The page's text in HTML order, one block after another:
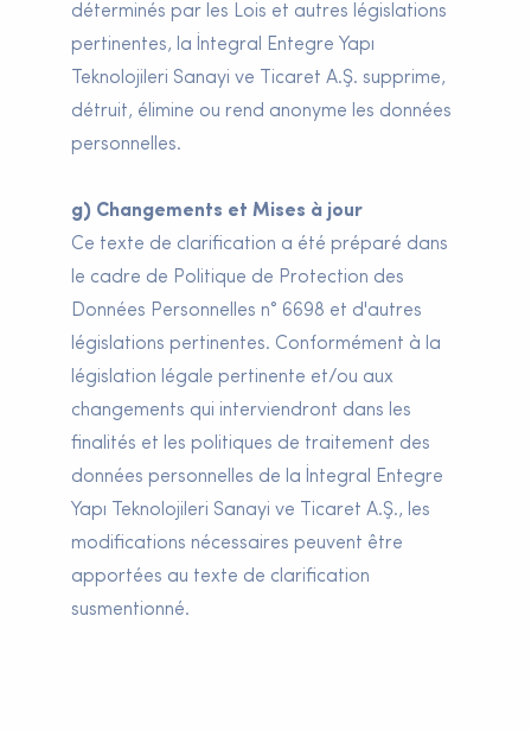
déterminés par les Lois et autres législations
pertinentes, la İntegral Entegre Yapı
Teknolojileri Sanayi ve Ticaret A.Ş. supprime,
détruit, élimine ou rend anonyme les données
personnelles.
g) Changements et Mises à jour
Ce texte de clarification a été préparé dans
le cadre de Politique de Protection des
Données Personnelles n° 6698 et d'autres
législations pertinentes. Conformément à la
législation légale pertinente et/ou aux
changements qui interviendront dans les
finalités et les politiques de traitement des
données personnelles de la İntegral Entegre
Yapı Teknolojileri Sanayi ve Ticaret A.Ş., les
modifications nécessaires peuvent être
apportées au texte de clarification
susmentionné.